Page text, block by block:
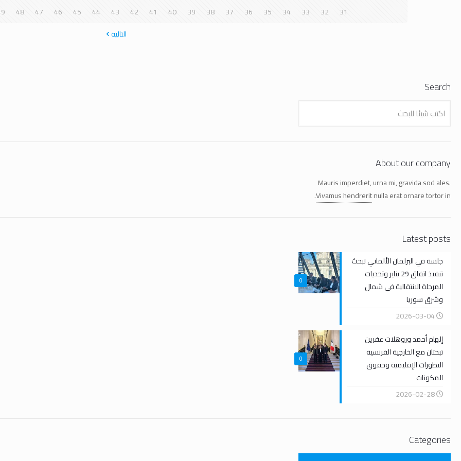
31
32
33
34
35
36
37
38
39
40
41
42
43
44
45
46
47
48
التالية
Search
About our company
Mauris imperdiet, urna mi, gravida sod ales.
Vivamus hendreritnulla erat ornare tortor in.
Latest posts
0
جلسة في البرلمان الألماني تبحث
تنفيذ اتفاق 29 يناير وتحديات
المرحلة الانتقالية في شمال
وشرق سوريا
2026-03-04
0
إلهام أحمد وروهلات عفرين
تبحثان مع الخارجية الفرنسية
التطورات الإقليمية وحقوق
المكونات
2026-02-28
Categories